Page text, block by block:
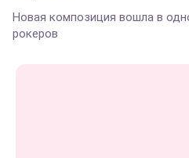
Новая композиция вошла в
рокеров